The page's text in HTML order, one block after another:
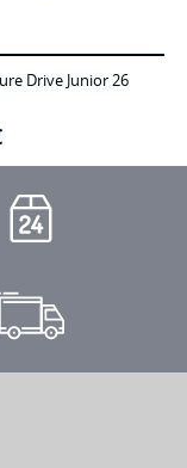
Drive Junior 26